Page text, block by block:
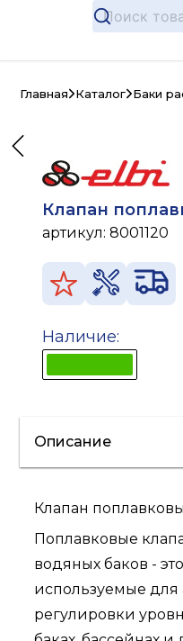
Главная Каталог Баки
Клапан
артикул: 8001120
Наличие:
Описание
Клапан
Поплавковые
водяных баков -
используемые для
регулировки